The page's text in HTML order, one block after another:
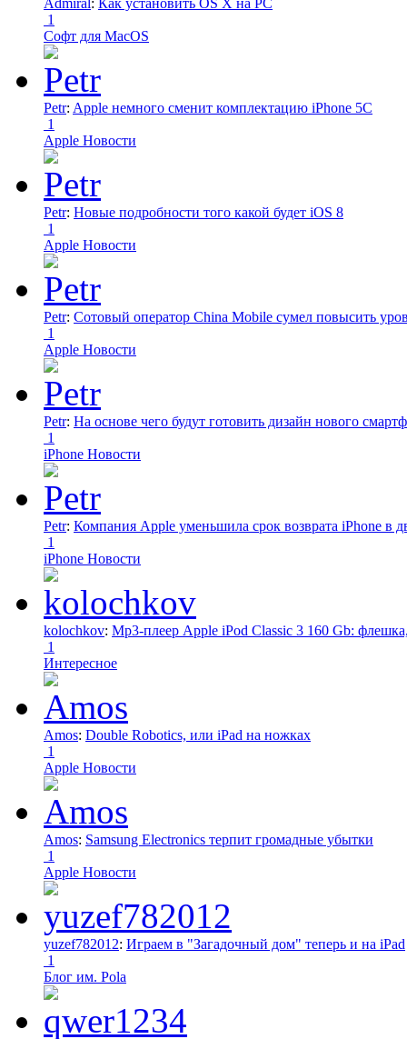
1
Софт для MacOS
Petr: Apple немного сменит комплектацию iPhone 5C
1
Apple Новости
Petr: Новые подробности того какой будет iOS 8
1
Apple Новости
Petr: Сотовый оператор China Mobile сумел повысить
1
Apple Новости
Petr: На основе чего будут готовить дизайн нового
1
iPhone Новости
Petr: Компания Apple уменьшила срок возврата iPhone в
1
iPhone Новости
kolochkov: Mp3-плеер Apple iPod Classic 3 160 Gb:
1
Интересное
Amos: Double Robotics, или iPad на ножках
1
Apple Новости
Amos: Samsung Electronics терпит громадные убытки
1
Apple Новости
yuzef782012: Играем в "Загадочный дом" теперь и на iPad
1
Блог им. Pola